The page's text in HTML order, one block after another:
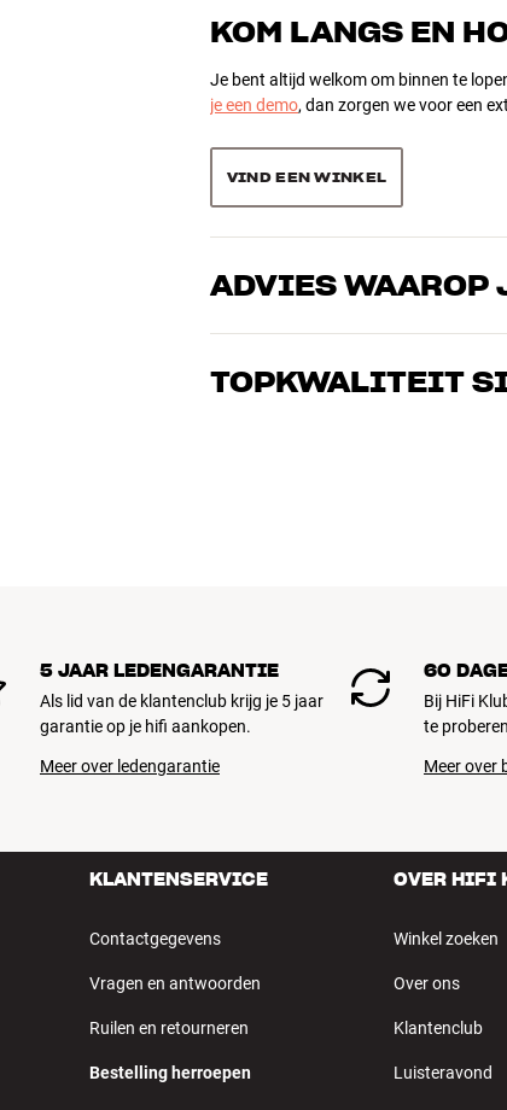
KOM LANGS EN
Je bent altijd welkom om binnen te
je een demo, dan zorgen we voor een
VIND EEN WINKEL
ADVIES WAAROP
Onze medewerkers zijn echte
de perfecte oplossing voor jouw
TOPKWALITEIT
5 JAAR LEDENGARANTIE
Als lid van de klantenclub krijg je 5 jaar
garantie op je hifi aankopen.
Meer over ledengarantie
60
Bij HiFi
te
Meer over
KLANTENSERVICE
Contactgegevens
Vragen en antwoorden
Ruilen en retourneren
Bestelling herroepen
OVER HIFI
Winkel zoeken
Over ons
Klantenclub
Luisteravond